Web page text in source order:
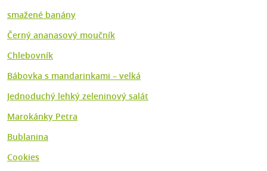
smažené banány
Černý ananasový moučník
Chlebovník
Bábovka s mandarinkami – velká
Jednoduchý lehký zeleninový salát
Marokánky Petra
Bublanina
Cookies